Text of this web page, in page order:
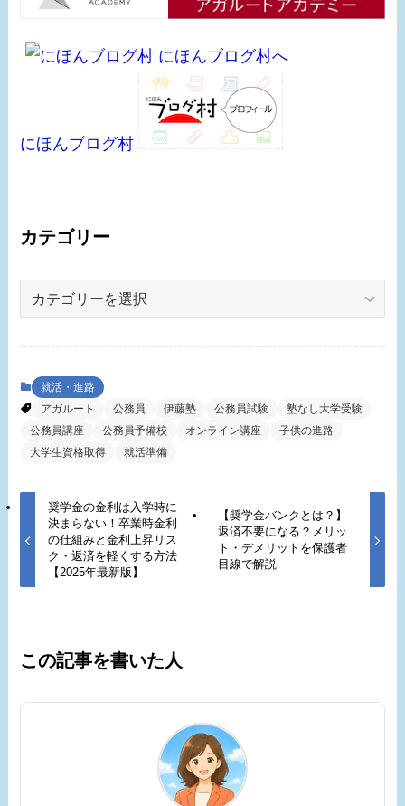
にほんブログ村
カテゴリー
ー 就活・進路
アガルート
公務員 伊藤塾 公務員試験
塾なし大学受験
公務員講座
公務員予備校 オンライン講座
子供の進路
大学生資格取得
就活準備
奨学金の金利は入学時に
決まらない！卒業時金利
の仕組みと金利上昇リス
ク・返済を軽くする方法
【2025年最新版】
【奨学金バンクとは？】
返済不要になる？メリッ
ト・デメリットを保護者
目線で解説
この記事を書いた人